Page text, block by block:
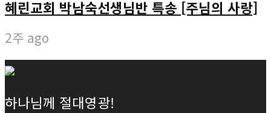
혜린교회 박남숙선생님반 특송 [주님의 사랑]
2주 ago
하나님께 절대영광!